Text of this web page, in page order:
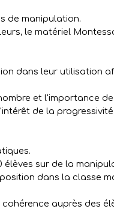
de manipulation.
le matériel
dans leur utilisation
et l'importance
de la
sur de la
dans la classe
auprès des